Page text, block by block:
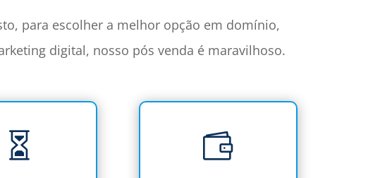
para escolher a melhor opção em domínio,
digital, nosso pós venda é maravilhoso.
 